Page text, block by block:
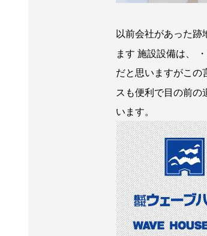
以前会社があった跡
ます 施設設備は、
だと思いますがこの
スも便利で目の前の
います。